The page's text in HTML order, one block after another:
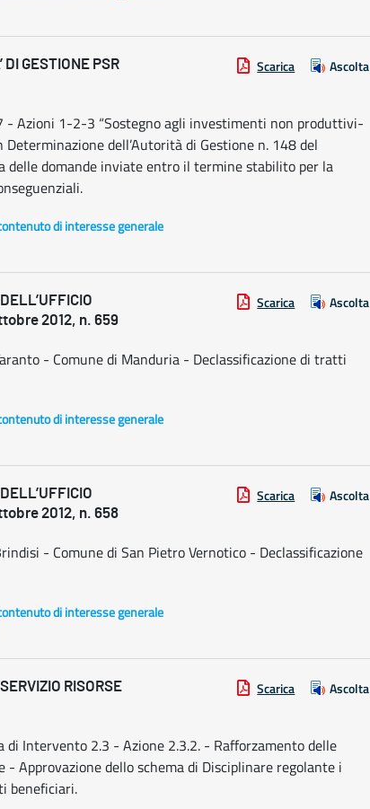
DI GESTIONE PSR
Scarica Ascolta
- Azioni 1-2-3 “Sostegno agli investimenti non produttivi-
dell’Autorità di Gestione n. 148 del
delle domande inviate entro il termine stabilito per la
di interesse generale
2012, n. 659
Scarica Ascolta
- Comune di Manduria - Declassificazione di tratti
di interesse generale
2012, n. 658
Scarica Ascolta
- Comune di San Pietro Vernotico - Declassificazione
di interesse generale
RISORSE
Scarica Ascolta
di Intervento 2.3 - Azione 2.3.2. - Rafforzamento delle
Approvazione dello schema di Disciplinare regolante i
beneficiari.